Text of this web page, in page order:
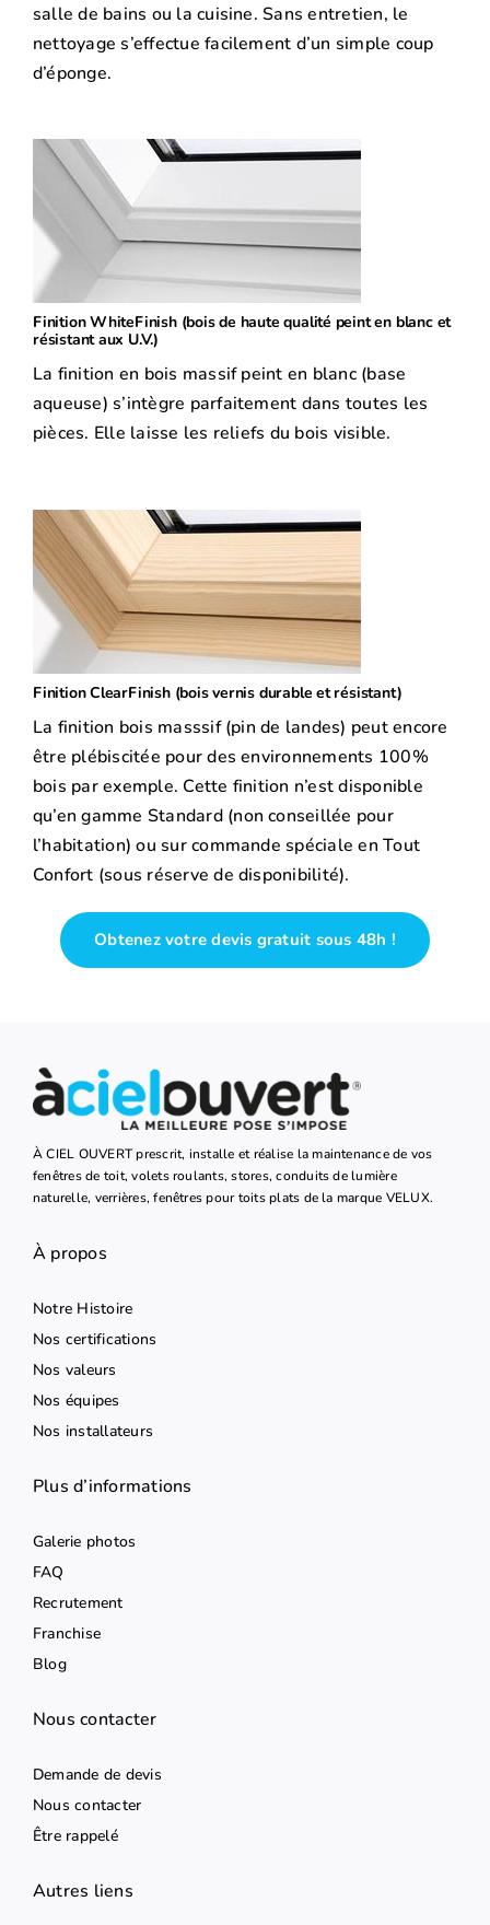
salle de bains ou la cuisine. Sans entretien, le
nettoyage s’effectue facilement d’un simple coup
d’éponge.
Finition WhiteFinish (bois de haute qualité peint en blanc et
résistant aux U.V.)
La finition en bois massif peint en blanc (base
aqueuse) s’intègre parfaitement dans toutes les
pièces. Elle laisse les reliefs du bois visible.
Finition ClearFinish (bois vernis durable et résistant)
La finition bois masssif (pin de landes) peut encore
être plébiscitée pour des environnements 100%
bois par exemple. Cette finition n’est disponible
qu’en gamme Standard (non conseillée pour
l’habitation) ou sur commande spéciale en Tout
Confort (sous réserve de disponibilité).
Obtenez votre devis gratuit sous 48h !
À CIEL OUVERT prescrit, installe et réalise la maintenance de vos
fenêtres de toit, volets roulants, stores, conduits de lumière
naturelle, verrières, fenêtres pour toits plats de la marque VELUX.
À propos
Notre Histoire
Nos certifications
Nos valeurs
Nos équipes
Nos installateurs
Plus d’informations
Galerie photos
FAQ
Recrutement
Franchise
Blog
Nous contacter
Demande de devis
Nous contacter
Être rappelé
Autres liens